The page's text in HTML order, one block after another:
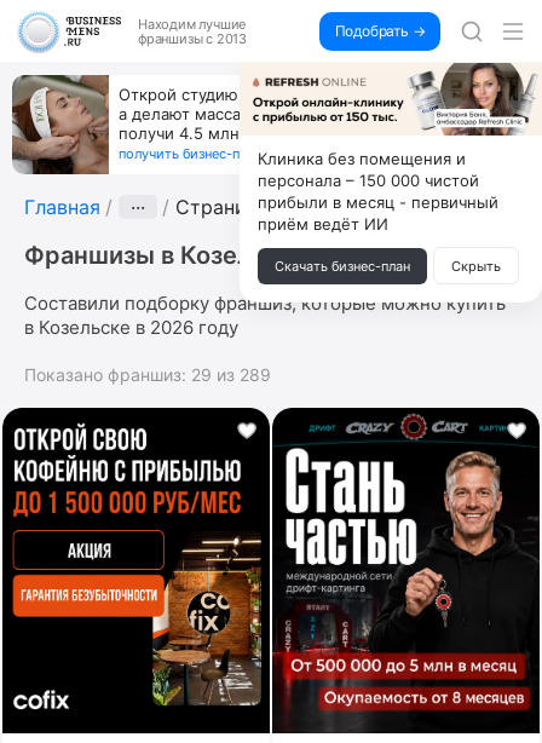
Находим лучшие
франшизы с 2013
Подобрать →
Открой студию, где не колют и не режут,
а делают массаж лица руками и в первый же год
получи 4.5 млн
получить бизнес-план ↓
Главная ··· Страница 4
Франшизы в Козельске
Составили подборку франшиз, которые можно купить
в Козельске в 2026 году
Показано франшиз: 29 из 289
Клиника без помещения и
персонала – 150 000 чистой
прибыли в месяц - первичный
приём ведёт ИИ
Скачать бизнес-план Скрыть